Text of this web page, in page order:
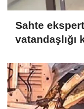
Sahte
vatandaşlığı